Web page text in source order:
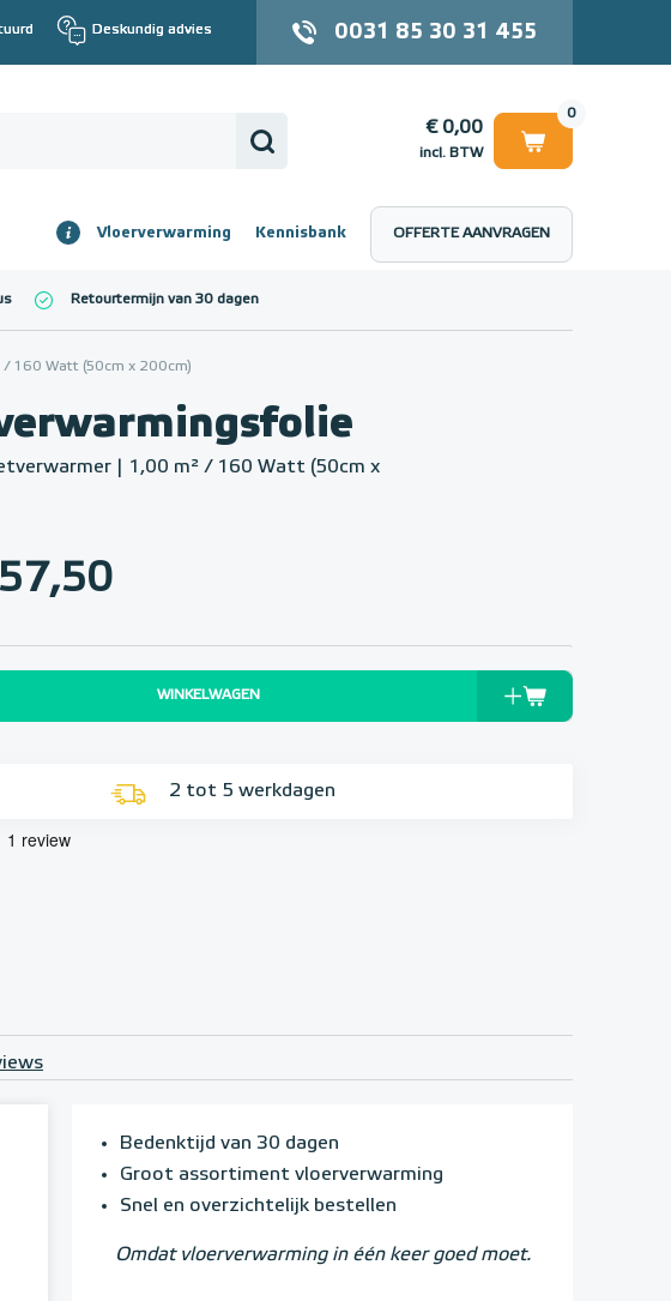
Deskundig advies 0031 85 30 31 455
0
€ 0,00
incl. BTW
€ 0,00
Vloerverwarming Kennisbank OFFERTE AANVRAGEN
Retourtermijn van 30 dagen
160 Watt (50cm x 200cm)
| 1,00 m² / 160 Watt (50cm x
WINKELWAGEN
2 tot 5 werkdagen
Bedenktijd van 30 dagen
Groot assortiment vloerverwarming
Snel en overzichtelijk bestellen
Omdat vloerverwarming in één keer goed moet.